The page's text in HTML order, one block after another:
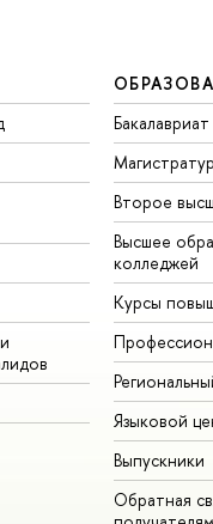
Бакалавриат
Второе
Высшее
колледжей
Курсы
Языковой
Выпускники
Обратная